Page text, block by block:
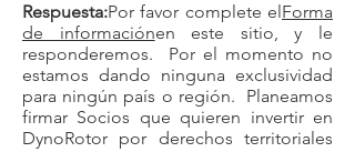
Respuesta:Por favor complete elForma
de informaciónen este sitio, y le
responderemos. Por el momento no
estamos dando ninguna exclusividad
para ningún país o región. Planeamos
firmar Socios que quieren invertir en
DynoRotor por derechos territoriales